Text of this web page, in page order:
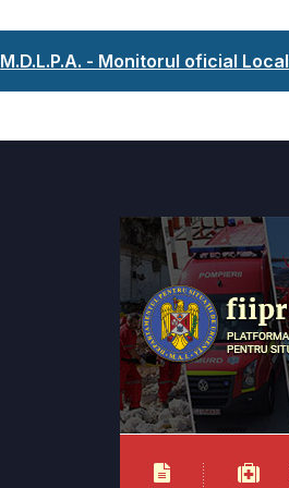
M.D.L.P.A. - Monitorul oficial Local